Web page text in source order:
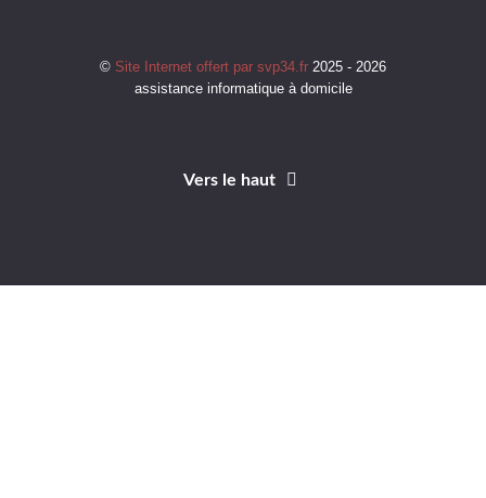
© Site Internet offert par svp34.fr 2025 - 2026
assistance informatique à domicile
Vers le haut